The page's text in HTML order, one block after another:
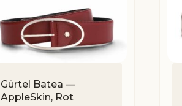
Gürtel Batea —
AppleSkin, Rot